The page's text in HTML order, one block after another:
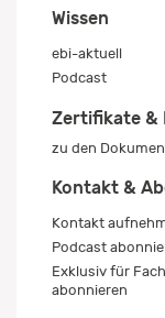
Wissen
ebi-aktuell
Podcast
Zertifikate &
zu den
Kontakt &
Kontakt
Podcast
Exklusiv für
abonnieren